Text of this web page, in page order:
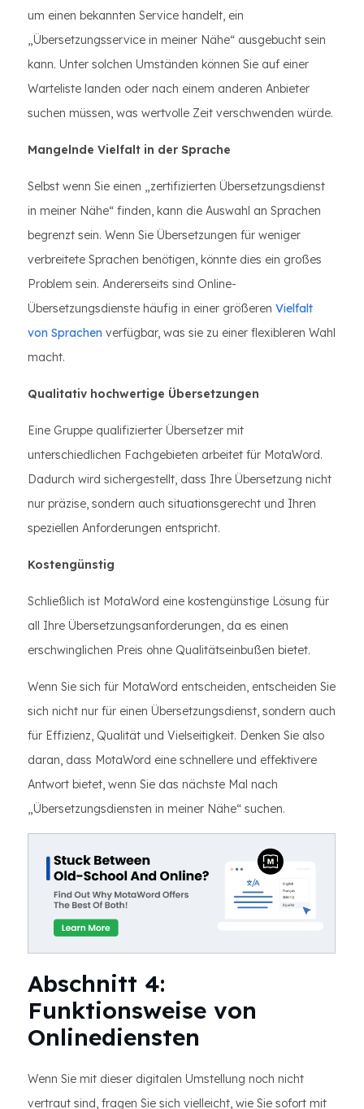
um einen bekannten Service handelt, ein
„Übersetzungsservice in meiner Nähe“ ausgebucht sein
kann. Unter solchen Umständen können Sie auf einer
Warteliste landen oder nach einem anderen Anbieter
suchen müssen, was wertvolle Zeit verschwenden würde.
Mangelnde Vielfalt in der Sprache
Selbst wenn Sie einen „zertifizierten Übersetzungsdienst
in meiner Nähe“ finden, kann die Auswahl an Sprachen
begrenzt sein. Wenn Sie Übersetzungen für weniger
verbreitete Sprachen benötigen, könnte dies ein großes
Problem sein. Andererseits sind Online-
Übersetzungsdienste häufig in einer größeren Vielfalt
von Sprachen verfügbar, was sie zu einer flexibleren Wahl
macht.
Qualitativ hochwertige Übersetzungen
Eine Gruppe qualifizierter Übersetzer mit
unterschiedlichen Fachgebieten arbeitet für MotaWord.
Dadurch wird sichergestellt, dass Ihre Übersetzung nicht
nur präzise, sondern auch situationsgerecht und Ihren
speziellen Anforderungen entspricht.
Kostengünstig
Schließlich ist MotaWord eine kostengünstige Lösung für
all Ihre Übersetzungsanforderungen, da es einen
erschwinglichen Preis ohne Qualitätseinbußen bietet.
Wenn Sie sich für MotaWord entscheiden, entscheiden Sie
sich nicht nur für einen Übersetzungsdienst, sondern auch
für Effizienz, Qualität und Vielseitigkeit. Denken Sie also
daran, dass MotaWord eine schnellere und effektivere
Antwort bietet, wenn Sie das nächste Mal nach
„Übersetzungsdiensten in meiner Nähe“ suchen.
Abschnitt 4:
Funktionsweise von
Onlinediensten
Wenn Sie mit dieser digitalen Umstellung noch nicht
vertraut sind, fragen Sie sich vielleicht, wie Sie sofort mit